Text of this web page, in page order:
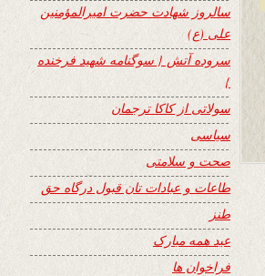
سالروز شهادت حضرت امیرالمؤمنین
علی (ع)
سروده آتش { سوگنامه شهید فرخنده
}
سولاتی از کاکا ترجمان
سیاسی
صحت و سلامتی
طاعات و عبادات تان قبول درگاه حق
طنز
عید همه مبارک
فراخوان ها